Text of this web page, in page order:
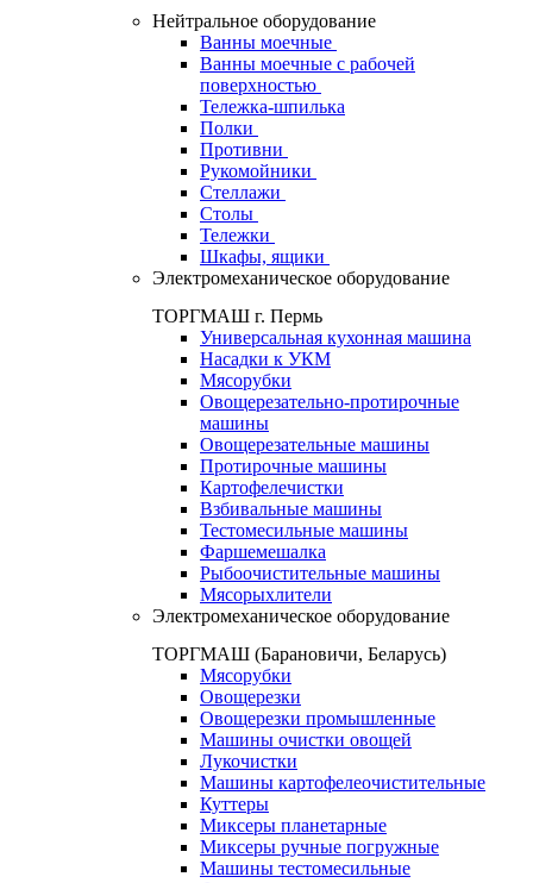
Нейтральное оборудование
Ванны моечные
Ванны моечные с рабочей
поверхностью
Тележка-шпилька
Полки
Противни
Рукомойники
Стеллажи
Столы
Тележки
Шкафы, ящики
Электромеханическое оборудование
ТОРГМАШ г. Пермь
Универсальная кухонная машина
Насадки к УКМ
Мясорубки
Овощерезательно-протирочные
машины
Овощерезательные машины
Протирочные машины
Картофелечистки
Взбивальные машины
Тестомесильные машины
Фаршемешалка
Рыбоочистительные машины
Мясорыхлители
Электромеханическое оборудование
ТОРГМАШ (Барановичи, Беларусь)
Мясорубки
Овощерезки
Овощерезки промышленные
Машины очистки овощей
Лукочистки
Машины картофелеочистительные
Куттеры
Миксеры планетарные
Миксеры ручные погружные
Машины тестомесильные